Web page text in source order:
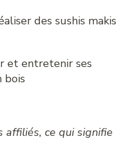
des sushis makis
et entretenir ses
bois
affiliés, ce qui signifie